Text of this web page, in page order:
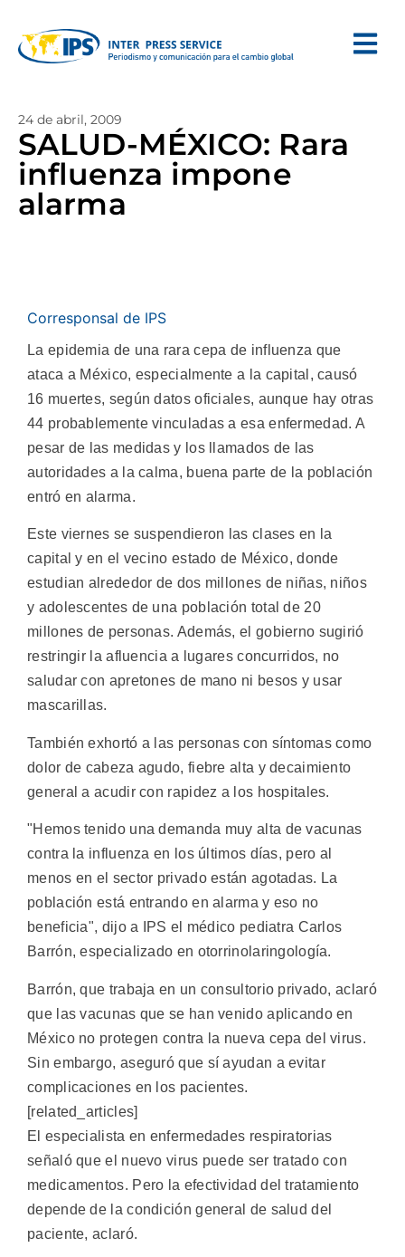
24 de abril, 2009
SALUD-MÉXICO: Rara
influenza impone
alarma
Corresponsal de IPS
La epidemia de una rara cepa de influenza que
ataca a México, especialmente a la capital, causó
16 muertes, según datos oficiales, aunque hay otras
44 probablemente vinculadas a esa enfermedad. A
pesar de las medidas y los llamados de las
autoridades a la calma, buena parte de la población
entró en alarma.
Este viernes se suspendieron las clases en la
capital y en el vecino estado de México, donde
estudian alrededor de dos millones de niñas, niños
y adolescentes de una población total de 20
millones de personas. Además, el gobierno sugirió
restringir la afluencia a lugares concurridos, no
saludar con apretones de mano ni besos y usar
mascarillas.
También exhortó a las personas con síntomas como
dolor de cabeza agudo, fiebre alta y decaimiento
general a acudir con rapidez a los hospitales.
"Hemos tenido una demanda muy alta de vacunas
contra la influenza en los últimos días, pero al
menos en el sector privado están agotadas. La
población está entrando en alarma y eso no
beneficia", dijo a IPS el médico pediatra Carlos
Barrón, especializado en otorrinolaringología.
Barrón, que trabaja en un consultorio privado, aclaró
que las vacunas que se han venido aplicando en
México no protegen contra la nueva cepa del virus.
Sin embargo, aseguró que sí ayudan a evitar
complicaciones en los pacientes.
[related_articles]
El especialista en enfermedades respiratorias
señaló que el nuevo virus puede ser tratado con
medicamentos. Pero la efectividad del tratamiento
depende de la condición general de salud del
paciente, aclaró.